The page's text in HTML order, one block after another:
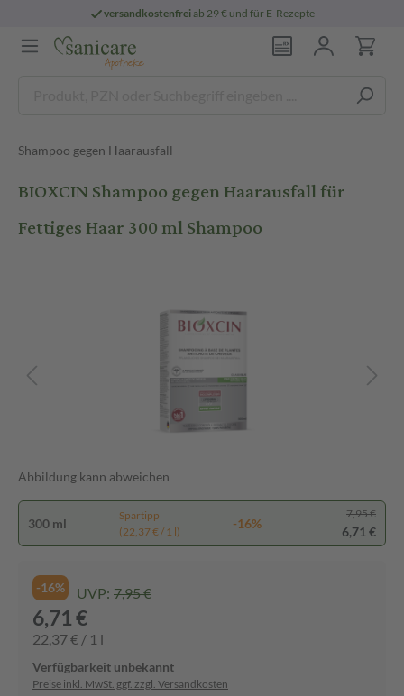
versandkostenfreiab 29 € und für E-Rezepte
Shampoo gegen Haarausfall
BIOXCIN Shampoo gegen Haarausfall für
Fettiges Haar 300 ml Shampoo
Abbildung kann abweichen
300 ml
Spartipp
(22,37 € / 1 l)
-16%
7,95 €
6,71 €
-16% UVP: 7,95 €
6,71 €
22,37 € / 1 l
Verfügbarkeit unbekannt
Preise inkl. MwSt. ggf. zzgl. Versandkosten